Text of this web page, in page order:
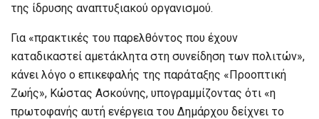
της ίδρυσης αναπτυξιακού οργανισμού.
Για «πρακτικές του παρελθόντος που έχουν
καταδικαστεί αμετάκλητα στη συνείδηση των πολιτών»,
κάνει λόγο ο επικεφαλής της παράταξης «Προοπτική
Ζωής», Κώστας Ασκούνης, υπογραμμίζοντας ότι «η
πρωτοφανής αυτή ενέργεια του Δημάρχου δείχνει το